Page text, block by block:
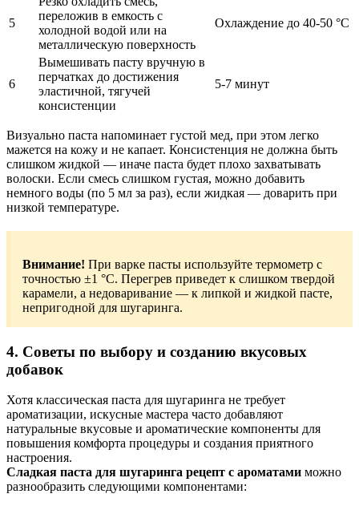
5
переложив в емкость с
холодной водой или на
металлическую поверхность
Охлаждение до 40-50 °C
6
Вымешивать пасту вручную в
перчатках до достижения
эластичной, тягучей
консистенции
5-7 минут
Визуально паста напоминает густой мед, при этом легко
мажется на кожу и не капает. Консистенция не должна быть
слишком жидкой — иначе паста будет плохо захватывать
волоски. Если смесь слишком густая, можно добавить
немного воды (по 5 мл за раз), если жидкая — доварить при
низкой температуре.
Внимание! При варке пасты используйте термометр с
точностью ±1 °C. Перегрев приведет к слишком твердой
карамели, а недоваривание — к липкой и жидкой пасте,
непригодной для шугаринга.
4. Советы по выбору и созданию вкусовых
добавок
Хотя классическая паста для шугаринга не требует
ароматизации, искусные мастера часто добавляют
натуральные вкусовые и ароматические компоненты для
повышения комфорта процедуры и создания приятного
настроения.
Сладкая паста для шугаринга рецепт с ароматами можно
разнообразить следующими компонентами: